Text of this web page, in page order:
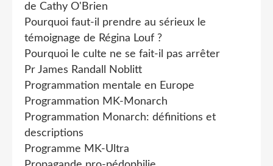
de Cathy O'Brien
Pourquoi faut-il prendre au sérieux le
témoignage de Régina Louf ?
Pourquoi le culte ne se fait-il pas arrêter
Pr James Randall Noblitt
Programmation mentale en Europe
Programmation MK-Monarch
Programmation Monarch: définitions et
descriptions
Programme MK-Ultra